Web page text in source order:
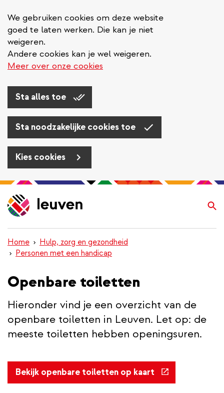
We gebruiken cookies om deze website
goed te laten werken. Die kan je niet
weigeren.
Andere cookies kan je wel weigeren.
Meer over onze cookies
Sta alles toe
Sta noodzakelijke cookies toe
Kies cookies
Overslaan
en
naar
inhoud
gaan
Home
Hulp, zorg en gezondheid
Personen met een handicap
Openbare toiletten
Hieronder vind je een overzicht van de
openbare toiletten in Leuven. Let op: de
meeste toiletten hebben openingsuren.
Bekijk openbare toiletten op kaart (externe
link)